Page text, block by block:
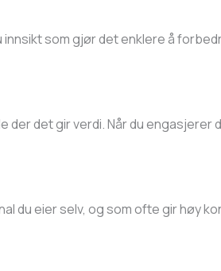
innsikt som gjør det enklere å
det gir verdi. Når du engasjerer
du eier selv, og som ofte gir høy